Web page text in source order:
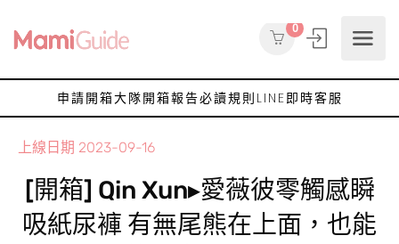
0
申請開箱大隊開箱報告必讀規則 LINE即時客服
上線日期 2023-09-16
[開箱] Qin Xun▸愛薇彼零觸感瞬
吸紙尿褲 有無尾熊在上面，也能